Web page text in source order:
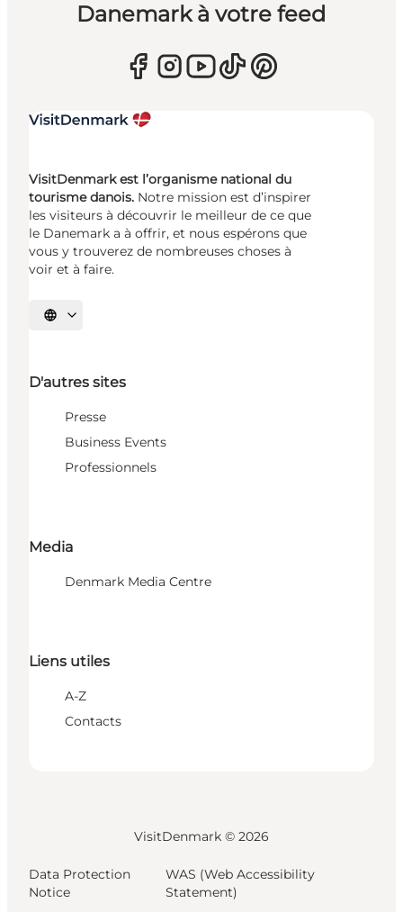
Danemark à votre feed
VisitDenmark est l’organisme national du
tourisme danois. Notre mission est d’inspirer
les visiteurs à découvrir le meilleur de ce que
le Danemark a à offrir, et nous espérons que
vous y trouverez de nombreuses choses à
voir et à faire.
Choisissez la langue
D'autres sites
Presse
Business Events
Professionnels
Media
Denmark Media Centre
Liens utiles
A-Z
Contacts
VisitDenmark © 2026
Data Protection
Notice
WAS (Web Accessibility
Statement)